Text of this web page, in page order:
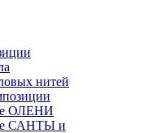
нитей
ОЛЕНИ
САНТЫ и